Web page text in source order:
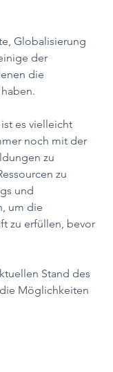
Globalisierung
der
die
es vielleicht
noch mit der
zu
zu
und
um die
zu erfüllen, bevor
Stand des
Möglichkeiten